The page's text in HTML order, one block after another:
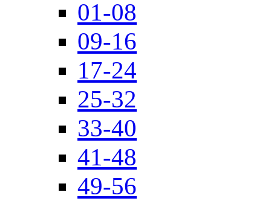
01-08
09-16
17-24
25-32
33-40
41-48
49-56